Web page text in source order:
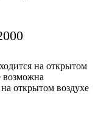
на открытом
возможна
на открытом воздухе